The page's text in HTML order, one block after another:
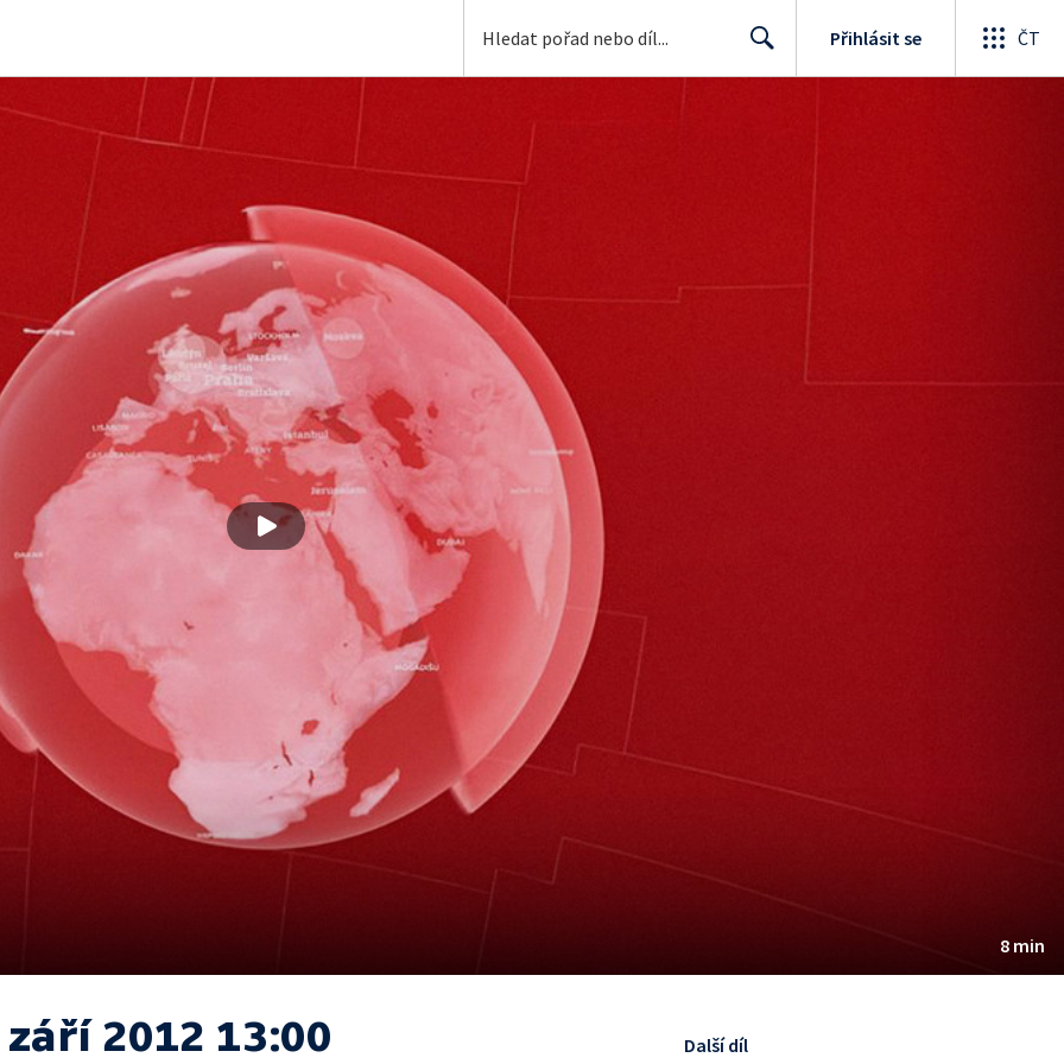
Přihlásit se ČT
8 min
září 2012 13:00 Další díl